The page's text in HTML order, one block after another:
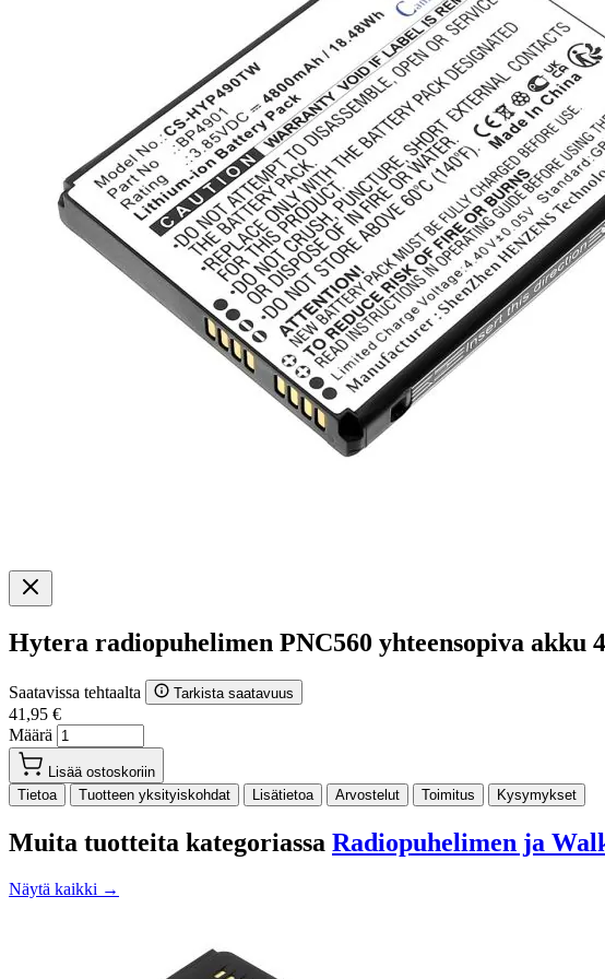
Hytera radiopuhelimen PNC560 yhteensopiva akku
Saatavissa tehtaalta Tarkista saatavuus
41,95 €
Määrä
Lisää ostoskoriin
Tietoa
Tuotteen yksityiskohdat Lisätietoa Arvostelut Toimitus Kysymykset
Muita tuotteita kategoriassa Radiopuhelimen ja
Näytä kaikki →